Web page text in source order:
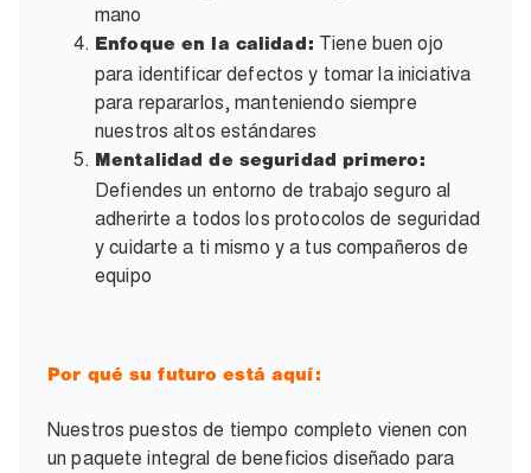
mano
Enfoque en la calidad: Tiene buen ojo
para identificar defectos y tomar la iniciativa
para repararlos, manteniendo siempre
nuestros altos estándares
Mentalidad de seguridad primero:
Defiendes un entorno de trabajo seguro al
adherirte a todos los protocolos de seguridad
y cuidarte a ti mismo y a tus compañeros de
equipo
Por qué su futuro está aquí:
Nuestros puestos de tiempo completo vienen con
un paquete integral de beneficios diseñado para